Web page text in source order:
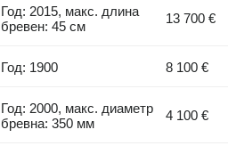
Год: 2015, макс. длина
бревен: 45 см
13 700 €
Год: 1900 8 100 €
Год: 2000, макс. диаметр
бревна: 350 мм
4 100 €